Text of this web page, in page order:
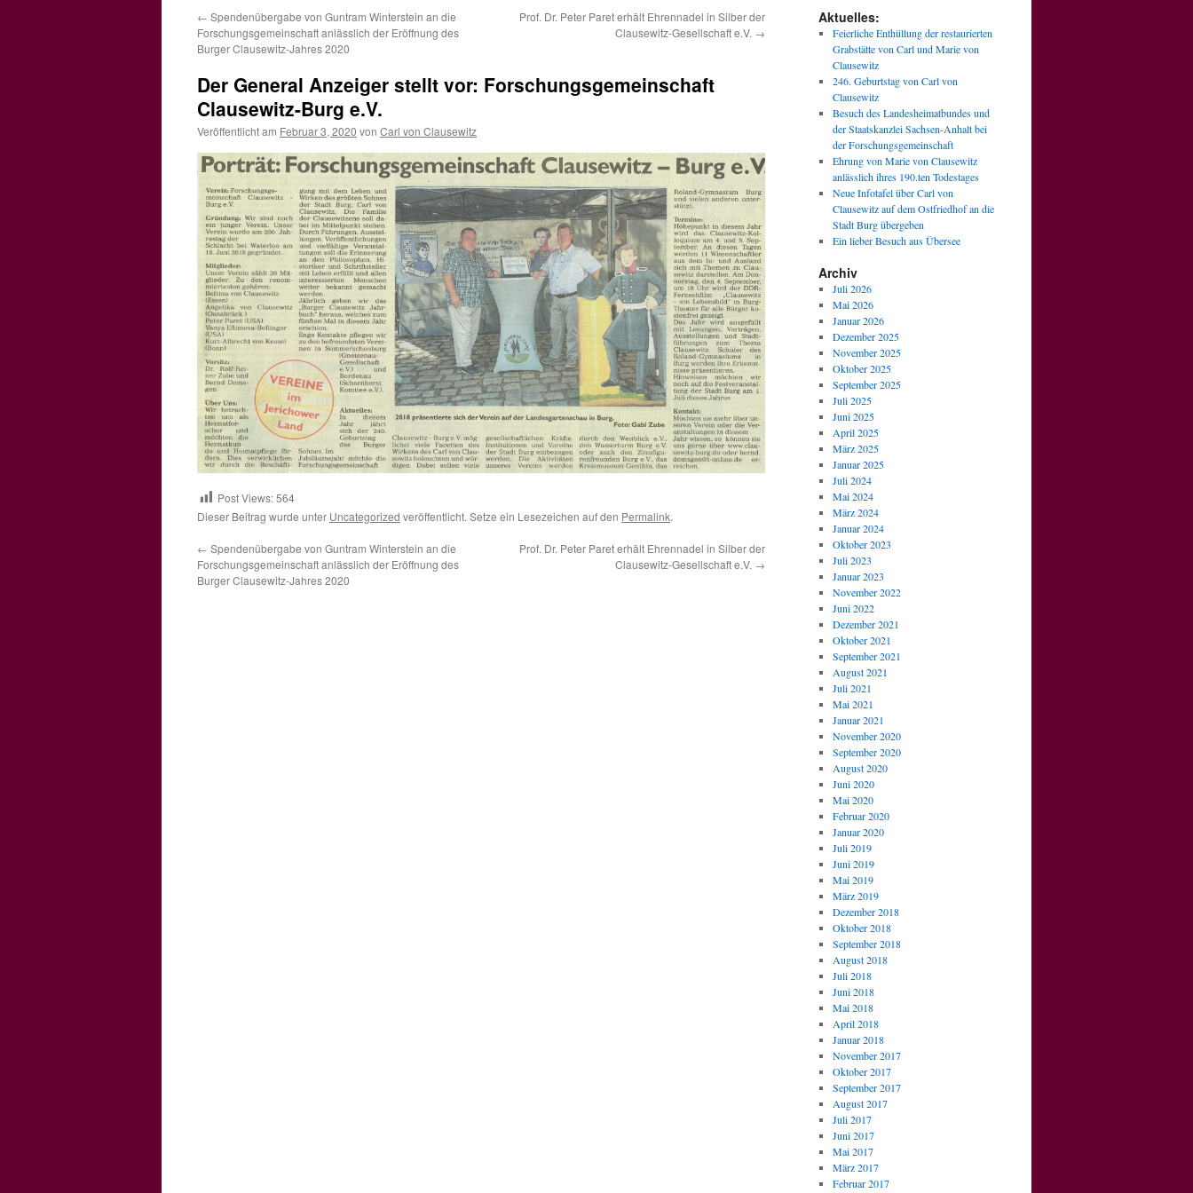
← Spendenübergabe von Guntram Winterstein an die
Forschungsgemeinschaft anlässlich der Eröffnung des
Burger Clausewitz-Jahres 2020
Prof. Dr. Peter Paret erhält Ehrennadel in Silber der
Clausewitz-Gesellschaft e.V. →
Der General Anzeiger stellt vor: Forschungsgemeinschaft
Clausewitz-Burg e.V.
Veröffentlicht am Februar 3, 2020 von Carl von Clausewitz
Post Views:564
Dieser Beitrag wurde unter Uncategorized veröffentlicht. Setze ein Lesezeichen auf den Permalink.
← Spendenübergabe von Guntram Winterstein an die
Forschungsgemeinschaft anlässlich der Eröffnung des
Burger Clausewitz-Jahres 2020
Prof. Dr. Peter Paret erhält Ehrennadel in Silber der
Clausewitz-Gesellschaft e.V. →
Aktuelles:
Feierliche Enthüllung der restaurierten
Grabstätte von Carl und Marie von
Clausewitz
246. Geburtstag von Carl von
Clausewitz
Besuch des Landesheimatbundes und
der Staatskanzlei Sachsen-Anhalt bei
der Forschungsgemeinschaft
Ehrung von Marie von Clausewitz
anlässlich ihres 190.ten Todestages
Neue Infotafel über Carl von
Clausewitz auf dem Ostfriedhof an die
Stadt Burg übergeben
Ein lieber Besuch aus Übersee
Archiv
Juli 2026
Mai 2026
Januar 2026
Dezember 2025
November 2025
Oktober 2025
September 2025
Juli 2025
Juni 2025
April 2025
März 2025
Januar 2025
Juli 2024
Mai 2024
März 2024
Januar 2024
Oktober 2023
Juli 2023
Januar 2023
November 2022
Juni 2022
Dezember 2021
Oktober 2021
September 2021
August 2021
Juli 2021
Mai 2021
Januar 2021
November 2020
September 2020
August 2020
Juni 2020
Mai 2020
Februar 2020
Januar 2020
Juli 2019
Juni 2019
Mai 2019
März 2019
Dezember 2018
Oktober 2018
September 2018
August 2018
Juli 2018
Juni 2018
Mai 2018
April 2018
Januar 2018
November 2017
Oktober 2017
September 2017
August 2017
Juli 2017
Juni 2017
Mai 2017
März 2017
Februar 2017